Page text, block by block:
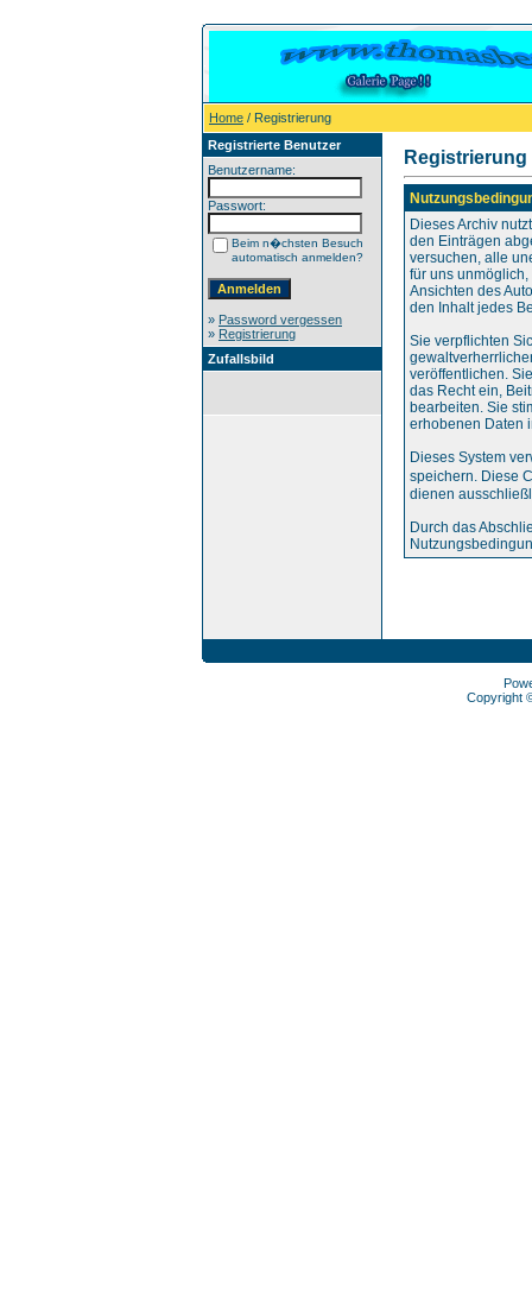
Home / Registrierung
Registrierte Benutzer
Benutzername:
Passwort:
Beim n�chsten Besuch
automatisch anmelden?
» Password vergessen
» Registrierung
Zufallsbild
Registrierung
Dieses Archiv
den Einträgen
versuchen, alle
für uns
Ansichten des
den Inhalt jedes
Sie verpflichten
veröffentlichen.
das Recht ein,
bearbeiten. Sie
erhobenen Daten
Dieses System
speichern. Diese
dienen
Durch das
Copyright